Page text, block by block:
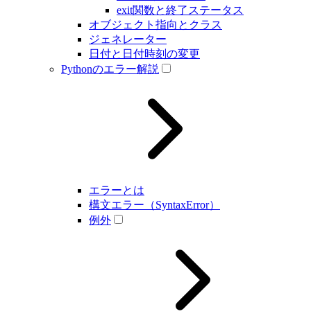
exit関数と終了ステータス
オブジェクト指向とクラス
ジェネレーター
日付と日付時刻の変更
Pythonのエラー解説
エラーとは
構文エラー（SyntaxError）
例外